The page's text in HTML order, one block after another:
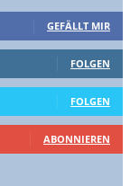
GEFÄLLT MIR
FOLGEN
FOLGEN
ABONNIEREN